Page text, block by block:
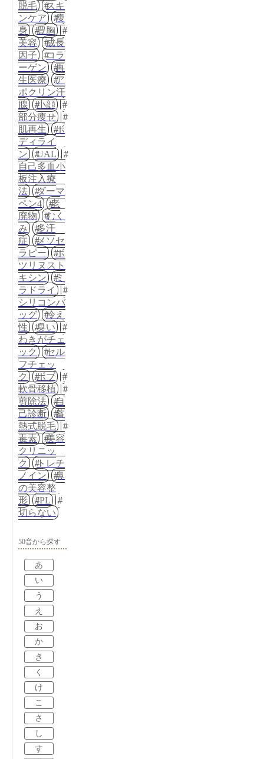
脱毛
スキ
ンケア
痩
身
豊胸
美容
成長
因子
コラ
ーゲン
再
生医療
ア
ポクリン汗
腺
小顔
部分痩せ
肌再生
ボ
ディライ
ン
UAL
自己多血小
板注入療
法
ダーマ
ペン4
老
廃物
むく
み
多汗
症
メソセ
ラピー
ボ
ツリヌスト
キシン
ミ
ラドライ
シリコンバ
ッグ
冷え
性
臭い
わきがチェ
ック
セル
フチェッ
ク
ボブ
軟骨移植
剪除法
自
己診断
蓄
熱式脱毛
毒素
美容
クリニッ
ク
トレチ
ノイン
鼻
の美容整
形
IPL
切らない
50音から探す
あ
い
う
え
お
か
き
く
け
こ
さ
し
す